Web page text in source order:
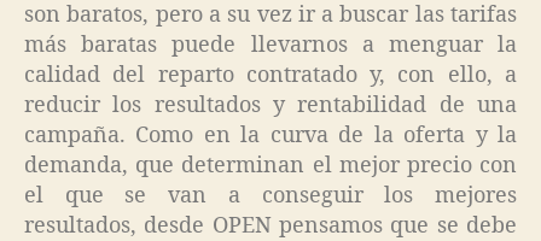
son baratos, pero a su vez ir a buscar las tarifas
más baratas puede llevarnos a menguar la
calidad del reparto contratado y, con ello, a
reducir los resultados y rentabilidad de una
campaña. Como en la curva de la oferta y la
demanda, que determinan el mejor precio con
el que se van a conseguir los mejores
resultados, desde OPEN pensamos que se debe